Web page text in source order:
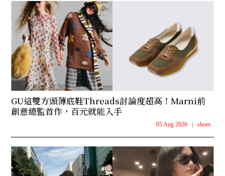
GU這雙方頭薄底鞋Threads討論度超高！Marni前
創意總監首作，百元就能入手
05 Aug 2026 shoes